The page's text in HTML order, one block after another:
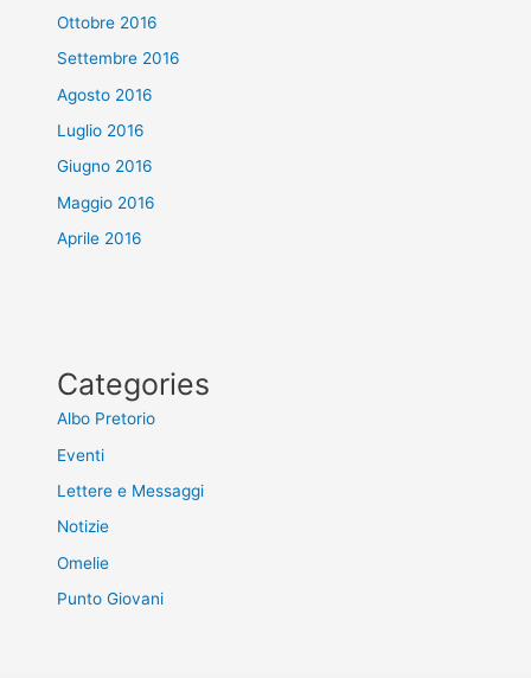
Ottobre 2016
Settembre 2016
Agosto 2016
Luglio 2016
Giugno 2016
Maggio 2016
Aprile 2016
Categories
Albo Pretorio
Eventi
Lettere e Messaggi
Notizie
Omelie
Punto Giovani